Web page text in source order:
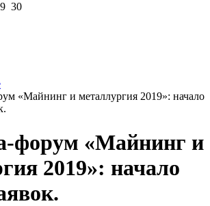
30
«Майнинг и металлургия 2019»: начало
форум «Майнинг и
2019»: начало